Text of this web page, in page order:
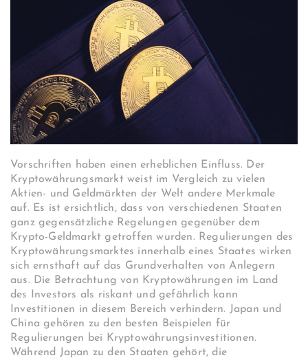
Vorschriften haben einen erheblichen Einfluss. Der
Kryptowährungsmarkt weist im Vergleich zu vielen
Aktien- und Geldmärkten der Welt andere Merkmale
auf. Es ist ersichtlich, dass von verschiedenen Staaten
ganz gegensätzliche Regelungen gegenüber dem
Krypto-Geldmarkt getroffen wurden. Regulierungen des
Kryptowährungsmarktes innerhalb eines Staates wirken
sich ernsthaft auf das Grundverhalten von Anlegern
aus. Die Betrachtung von Kryptowährungen im Land
des Investors als riskant und gefährlich kann
Investitionen in diesem Bereich verhindern. Japan und
China gehören zu den besten Beispielen für
Regulierungen bei Kryptowährungsinvestitionen.
Während Japan zu den Staaten gehört, die